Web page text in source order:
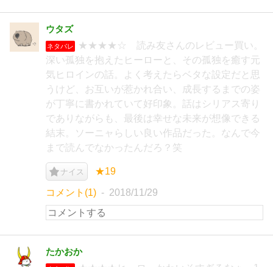
ウタズ
ネタバレ
★★★★☆ 読み友さんのレビュー買い。
深い孤独を抱えたヒーローと、その孤独を癒す元
気ヒロインの話。よく考えたらベタな設定だと思
うけど、お互いが惹かれ合い、成長するまでの姿
が丁寧に書かれていて好印象。話はシリアス寄り
でありながらも、最後は幸せな未来が想像できる
結末。ソーニャらしい良い作品だった。なんで今
まで読んでなかったんだろ？笑
ナイス ★19
コメント(1) 2018/11/29
たかおか